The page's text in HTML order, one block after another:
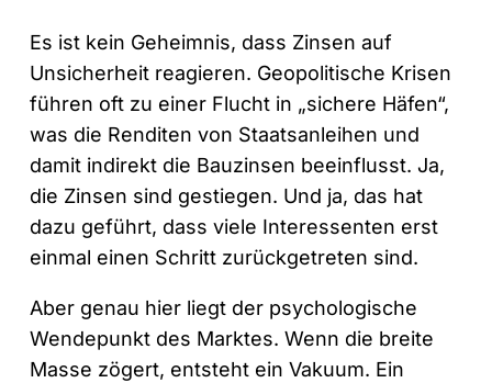
Es ist kein Geheimnis, dass Zinsen auf
Unsicherheit reagieren. Geopolitische Krisen
führen oft zu einer Flucht in „sichere Häfen“,
was die Renditen von Staatsanleihen und
damit indirekt die Bauzinsen beeinflusst. Ja,
die Zinsen sind gestiegen. Und ja, das hat
dazu geführt, dass viele Interessenten erst
einmal einen Schritt zurückgetreten sind.
Aber genau hier liegt der psychologische
Wendepunkt des Marktes. Wenn die breite
Masse zögert, entsteht ein Vakuum. Ein